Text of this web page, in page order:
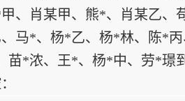
、肖某甲、熊*、肖某乙、
马*、杨*乙、杨*林、陈*
*浓、王*、杨*中、劳*璟